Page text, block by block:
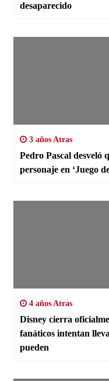
desaparecido
3 años Atras
Pedro Pascal desveló
personaje en ‘Juego
4 años Atras
Disney cierra
fanáticos intentan
pueden